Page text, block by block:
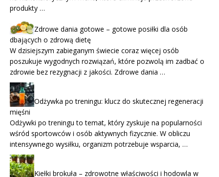
produkty …
Zdrowe dania gotowe – gotowe posiłki dla osób
dbających o zdrową dietę
W dzisiejszym zabieganym świecie coraz więcej osób
poszukuje wygodnych rozwiązań, które pozwolą im zadbać o
zdrowie bez rezygnacji z jakości. Zdrowe dania …
Odżywka po treningu: klucz do skutecznej regeneracji
mięśni
Odżywki po treningu to temat, który zyskuje na popularności
wśród sportowców i osób aktywnych fizycznie. W obliczu
intensywnego wysiłku, organizm potrzebuje wsparcia, …
Kiełki brokuła – zdrowotne właściwości i hodowla w